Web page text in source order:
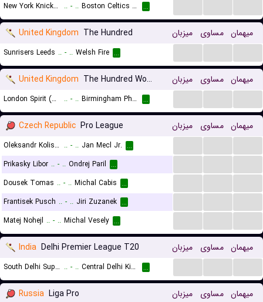
New York Knicks (Cyber) .. - .. Boston Celtics (Cyber) ...
United Kingdom The Hundred میزبان مساوی میهمان
Sunrisers Leeds .. - .. Welsh Fire ...
United Kingdom The Hundred Women میزبان مساوی میهمان
London Spirit (W) .. - .. Birmingham Phoenix (W) ...
Czech Republic Pro League میزبان مساوی میهمان
Oleksandr Kolisnyk .. - .. Jan Mecl Jr. ...
Prikasky Libor .. - .. Ondrej Paril ...
Dousek Tomas .. - .. Michal Cabis ...
Frantisek Pusch .. - .. Jiri Zuzanek ...
Matej Nohejl .. - .. Michal Vesely ...
India Delhi Premier League T20 میزبان مساوی میهمان
South Delhi Superstarz .. - .. Central Delhi Kings ...
Russia Liga Pro میزبان مساوی میهمان